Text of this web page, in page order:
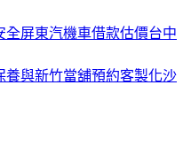
屏東汽機車借款估價台中
養與新竹當舖預約客製化沙